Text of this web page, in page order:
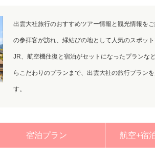
出雲大社旅行のおすすめツアー情報と観光情報を
の参拝客が訪れ、縁結びの地として人気のスポッ
JR、航空機往復と宿泊がセットになったプランな
らこだわりのプランまで、出雲大社の旅行プラン
す。
宿泊プラン 航空+宿